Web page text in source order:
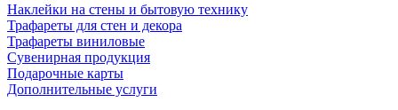
Наклейки на стены и бытовую технику
Трафареты для стен и декора
Трафареты виниловые
Сувенирная продукция
Подарочные карты
Дополнительные услуги